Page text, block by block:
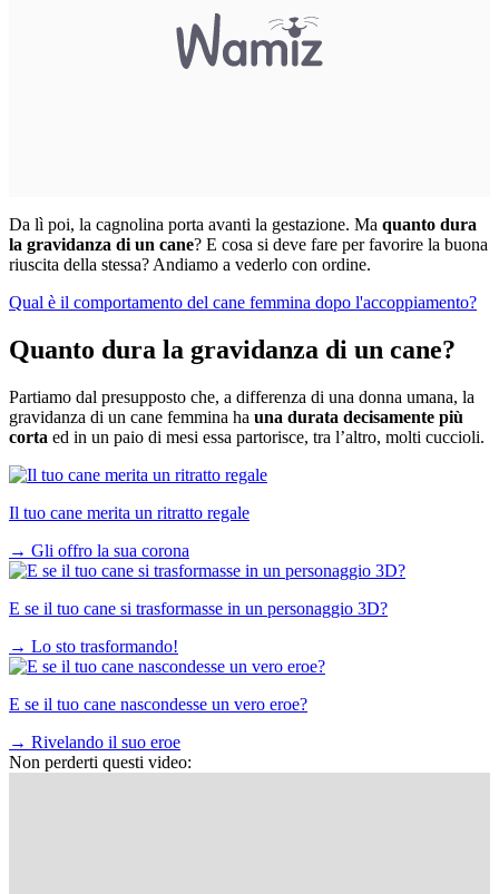
Da lì poi, la cagnolina porta avanti la gestazione. Ma quanto dura
la gravidanza di un cane? E cosa si deve fare per favorire la buona
riuscita della stessa? Andiamo a vederlo con ordine.
Qual è il comportamento del cane femmina dopo l'accoppiamento?
Quanto dura la gravidanza di un cane?
Partiamo dal presupposto che, a differenza di una donna umana, la
gravidanza di un cane femmina ha una durata decisamente più
corta ed in un paio di mesi essa partorisce, tra l’altro, molti cuccioli.
Il tuo cane merita un ritratto regale
→ Gli offro la sua corona
E se il tuo cane si trasformasse in un personaggio 3D?
→ Lo sto trasformando!
E se il tuo cane nascondesse un vero eroe?
→ Rivelando il suo eroe
Non perderti questi video: